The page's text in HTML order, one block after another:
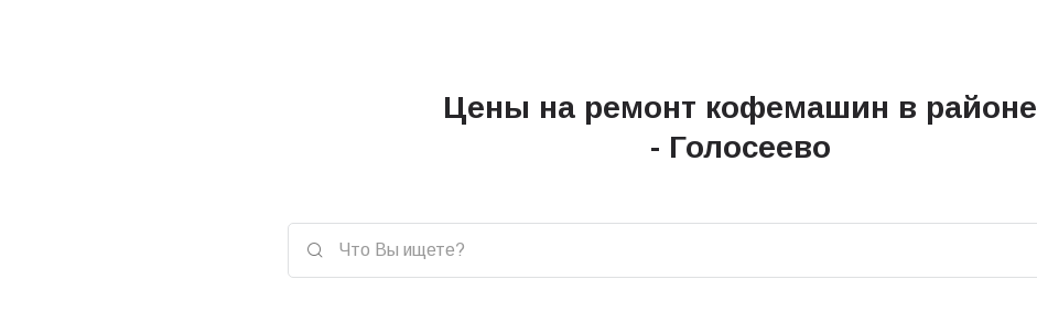
Цены на ремонт кофемашин в районе
- Голосеево